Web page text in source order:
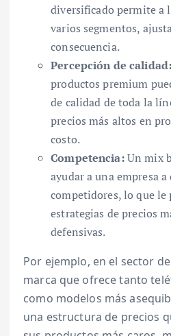
diversificado permite a
varios segmentos,
consecuencia.
Percepción de calidad:
productos premium
de calidad de toda la
precios más altos en
costo.
Competencia:Un mix
ayudar a una empresa
competidores, lo que
estrategias de precios
defensivas.
Por ejemplo, en el sector
marca que ofrece tanto
como modelos más
una estructura de precios